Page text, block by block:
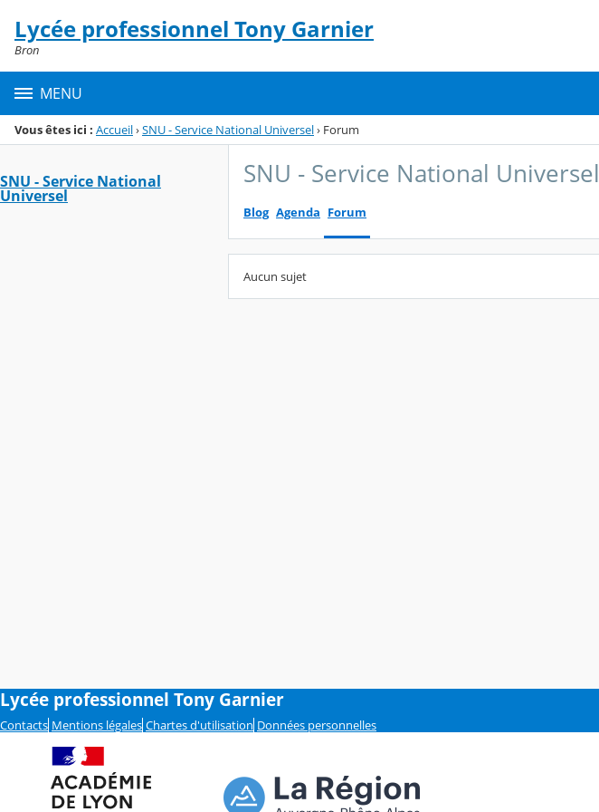
Menu de la rubrique
Contenu
Lycée professionnel Tony Garnier
Bron
MENU
Vous êtes ici : Accueil›SNU - Service National Universel› Forum
SNU - Service National
Universel
SNU - Service National Universel
Blog Agenda Forum
Aucun sujet
Lycée professionnel Tony Garnier
Contacts Mentions légales Chartes d'utilisation Données personnelles